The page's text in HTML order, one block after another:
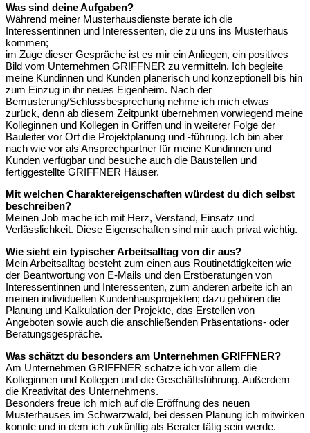
Was sind deine Aufgaben?
Während meiner Musterhausdienste berate ich die
Interessentinnen und Interessenten, die zu uns ins Musterhaus
kommen;
im Zuge dieser Gespräche ist es mir ein Anliegen, ein positives
Bild vom Unternehmen GRIFFNER zu vermitteln. Ich begleite
meine Kundinnen und Kunden planerisch und konzeptionell bis hin
zum Einzug in ihr neues Eigenheim. Nach der
Bemusterung/Schlussbesprechung nehme ich mich etwas
zurück, denn ab diesem Zeitpunkt übernehmen vorwiegend meine
Kolleginnen und Kollegen in Griffen und in weiterer Folge der
Bauleiter vor Ort die Projektplanung und -führung. Ich bin aber
nach wie vor als Ansprechpartner für meine Kundinnen und
Kunden verfügbar und besuche auch die Baustellen und
fertiggestellte GRIFFNER Häuser.
Mit welchen Charaktereigenschaften würdest du dich selbst
beschreiben?
Meinen Job mache ich mit Herz, Verstand, Einsatz und
Verlässlichkeit. Diese Eigenschaften sind mir auch privat wichtig.
Wie sieht ein typischer Arbeitsalltag von dir aus?
Mein Arbeitsalltag besteht zum einen aus Routinetätigkeiten wie
der Beantwortung von E-Mails und den Erstberatungen von
Interessentinnen und Interessenten, zum anderen arbeite ich an
meinen individuellen Kundenhausprojekten; dazu gehören die
Planung und Kalkulation der Projekte, das Erstellen von
Angeboten sowie auch die anschließenden Präsentations- oder
Beratungsgespräche.
Was schätzt du besonders am Unternehmen GRIFFNER?
Am Unternehmen GRIFFNER schätze ich vor allem die
Kolleginnen und Kollegen und die Geschäftsführung. Außerdem
die Kreativität des Unternehmens.
Besonders freue ich mich auf die Eröffnung des neuen
Musterhauses im Schwarzwald, bei dessen Planung ich mitwirken
konnte und in dem ich zukünftig als Berater tätig sein werde.